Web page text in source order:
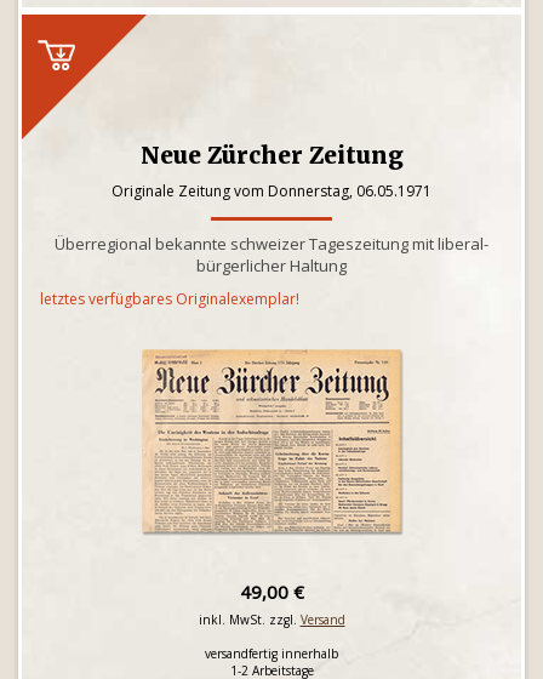
Neue Zürcher Zeitung
Originale Zeitung vom Donnerstag, 06.05.1971
Überregional bekannte schweizer Tageszeitung mit liberal-
bürgerlicher Haltung
letztes verfügbares Originalexemplar!
49,00 €
inkl. MwSt. zzgl. Versand
versandfertig innerhalb
1-2 Arbeitstage